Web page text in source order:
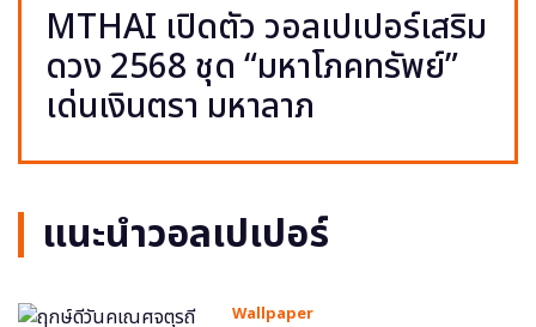
MTHAI เปิดตัว วอลเปเปอร์เสริม
ดวง 2568 ชุด “มหาโภคทรัพย์”
เด่นเงินตรา มหาลาภ
แนะนำวอลเปเปอร์
Wallpaper